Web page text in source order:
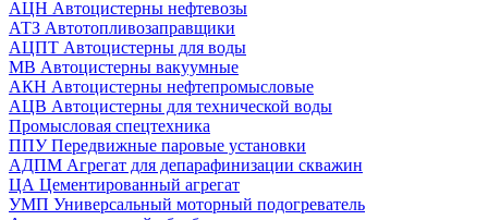
АЦН Автоцистерны нефтевозы
АТЗ Автотопливозаправщики
АЦПТ Автоцистерны для воды
МВ Автоцистерны вакуумные
АКН Автоцистерны нефтепромысловые
АЦВ Автоцистерны для технической воды
Промысловая спецтехника
ППУ Передвижные паровые установки
АДПМ Агрегат для депарафинизации скважин
ЦА Цементированный агрегат
УМП Универсальный моторный подогреватель